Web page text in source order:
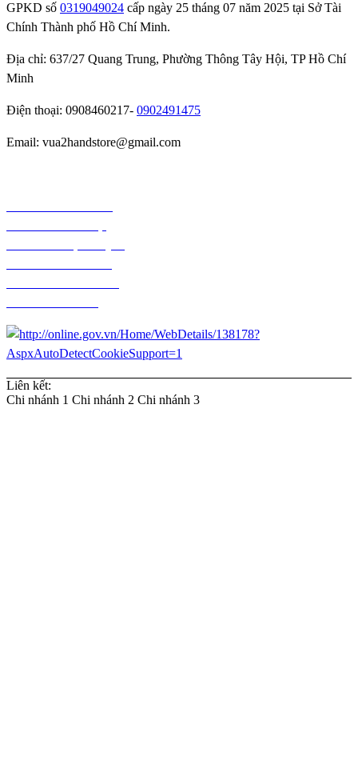
GPKD số 0319049024 cấp ngày 25 tháng 07 năm 2025 tại Sở Tài
Chính Thành phố Hồ Chí Minh.
Địa chỉ: 637/27 Quang Trung, Phường Thông Tây Hội, TP Hồ Chí
Minh
Điện thoại: 0908460217- 0902491475
Email: vua2handstore@gmail.com
Liên kết:
Chi nhánh 1 Chi nhánh 2 Chi nhánh 3